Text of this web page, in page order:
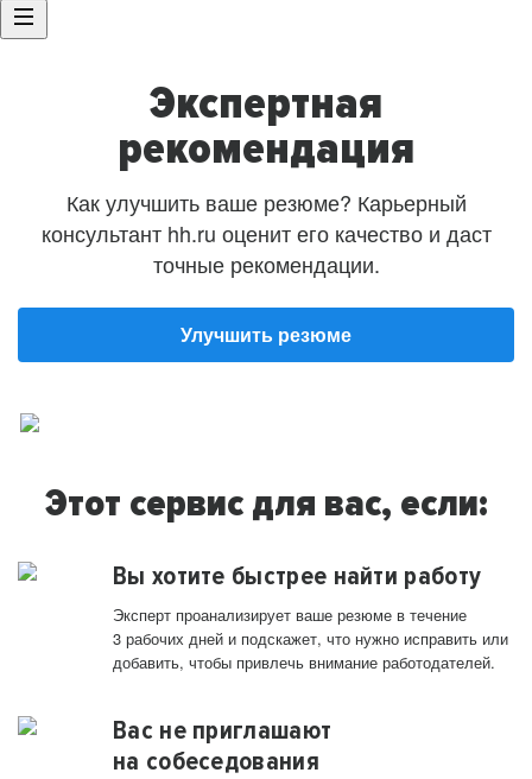
Экспертная
рекомендация
Как улучшить ваше резюме? Карьерный
консультант hh.ru оценит его качество и даст
точные рекомендации.
Улучшить резюме
Этот сервис для вас, если:
Вы хотите быстрее найти работу
Эксперт проанализирует ваше резюме в течение
3 рабочих дней и подскажет, что нужно исправить или
добавить, чтобы привлечь внимание работодателей.
Вас не приглашают
на собеседования